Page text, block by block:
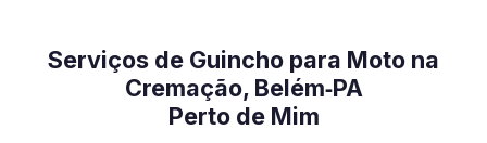
Serviços de Guincho para Moto na
Cremação, Belém‑PA
Perto de Mim